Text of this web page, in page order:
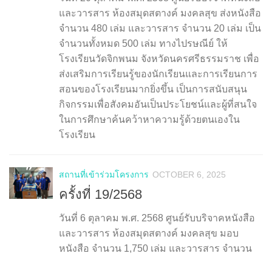
และวารสาร ห้องสมุดสตางค์ มงคลสุข ส่งหนังสือ
จำนวน 480 เล่ม และวารสาร จำนวน 20 เล่ม เป็น
จำนวนทั้งหมด 500 เล่ม ทางไปรษณีย์ ให้
โรงเรียนวัดจิกพนม จังหวัดนครศรีธรรมราช เพื่อ
ส่งเสริมการเรียนรู้ของนักเรียนและการเรียนการ
สอนของโรงเรียนมากยิ่งขึ้น เป็นการสนับสนุน
กิจกรรมเพื่อสังคมอันเป็นประโยชน์และผู้ที่สนใจ
ในการศึกษาค้นคว้าหาความรู้ด้วยตนเองใน
โรงเรียน
สถานที่เข้าร่วมโครงการ OCTOBER 6, 2025
ครั้งที่ 19/2568
วันที่ 6 ตุลาคม พ.ศ. 2568 ศูนย์รับบริจาคหนังสือ
และวารสาร ห้องสมุดสตางค์ มงคลสุข มอบ
หนังสือ จำนวน 1,750 เล่ม และวารสาร จำนวน